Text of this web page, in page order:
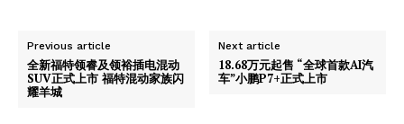
Magazine PRO
Previous article
全新福特领睿及领裕插电混动
SUV正式上市 福特混动家族闪
耀羊城
Next article
18.68万元起售 “全球首款AI汽
车”小鹏P7+正式上市